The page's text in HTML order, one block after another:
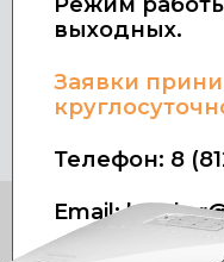
выходных.
Заявки
Телефон: 8
Email: